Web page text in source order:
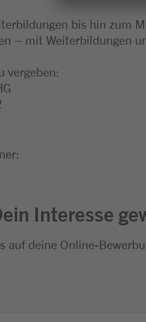
bis hin zum
– mit Weiterbildungen
vergeben:
Interesse
auf deine Online-